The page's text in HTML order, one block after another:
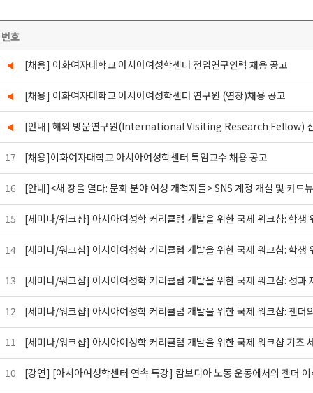
번호
[채용] 이화여자대학교 아시아여성학센터 전임연구인력 채용 공고
[채용] 이화여자대학교 아시아여성학센터 연구원 (연장)채용 공고
[안내] 해외 방문연구원(International Visiting Research Fellow)
17 [채용]이화여자대학교 아시아여성학센터 특임교수 채용 공고
16 [안내]<새 장을 열다: 문화 분야 여성 개척자들> SNS 계정 개설 및 카드
15 [세미나/워크샵] 아시아여성학 커리큘럼 개발을 위한 국제 워크샵: 학생
14 [세미나/워크샵] 아시아여성학 커리큘럼 개발을 위한 국제 워크샵: 학생
13 [세미나/워크샵] 아시아여성학 커리큘럼 개발을 위한 국제 워크샵: 성
12 [세미나/워크샵] 아시아여성학 커리큘럼 개발을 위한 국제 워크샵: 젠
11 [세미나/워크샵] 아시아여성학 커리큘럼 개발을 위한 국제 워크샵 기조
10 [강연] [아시아여성학센터 연속 특강] 캄보디아 노동 운동에서의 젠더